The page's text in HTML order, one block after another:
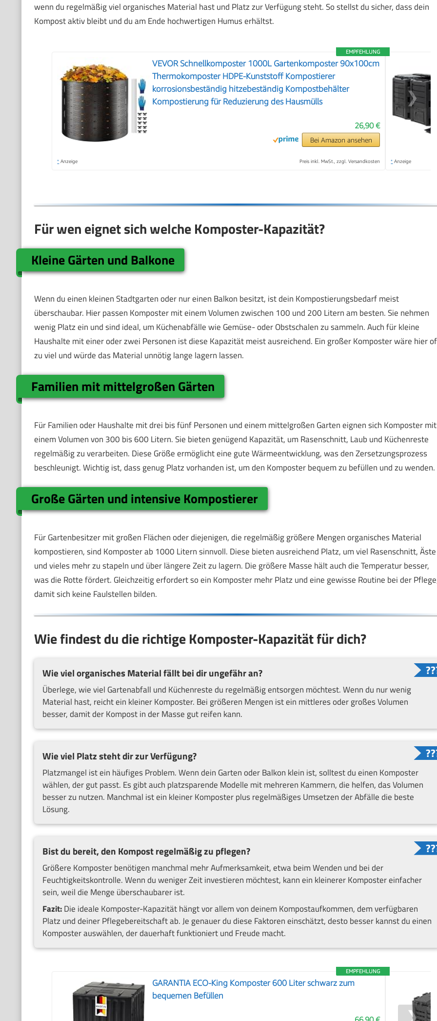
wenn du regelmäßig viel organisches Material hast und Platz zur Verfügung steht. So stellst du sicher, dass dein
Kompost aktiv bleibt und du am Ende hochwertigen Humus erhältst.
EMPFEHLUNG
VEVOR Schnellkomposter 1000L Gartenkomposter 90x100cm
Thermokomposter HDPE-Kunststoff Kompostierer
korrosionsbeständig hitzebeständig Kompostbehälter
Kompostierung für Reduzierung des Hausmülls
26,90 €
Bei Amazon ansehen
* Anzeige Preis inkl. MwSt., zzgl. Versandkosten * Anzeige
❯
Für wen eignet sich welche Komposter-Kapazität?
Kleine Gärten und Balkone
Wenn du einen kleinen Stadtgarten oder nur einen Balkon besitzt, ist dein Kompostierungsbedarf meist
überschaubar. Hier passen Komposter mit einem Volumen zwischen 100 und 200 Litern am besten. Sie nehmen
wenig Platz ein und sind ideal, um Küchenabfälle wie Gemüse- oder Obstschalen zu sammeln. Auch für kleine
Haushalte mit einer oder zwei Personen ist diese Kapazität meist ausreichend. Ein großer Komposter wäre hier
zu viel und würde das Material unnötig lange lagern lassen.
Familien mit mittelgroßen Gärten
Für Familien oder Haushalte mit drei bis fünf Personen und einem mittelgroßen Garten eignen sich Komposter mit
einem Volumen von 300 bis 600 Litern. Sie bieten genügend Kapazität, um Rasenschnitt, Laub und Küchenreste
regelmäßig zu verarbeiten. Diese Größe ermöglicht eine gute Wärmeentwicklung, was den Zersetzungsprozess
beschleunigt. Wichtig ist, dass genug Platz vorhanden ist, um den Komposter bequem zu befüllen und zu wenden.
Große Gärten und intensive Kompostierer
Für Gartenbesitzer mit großen Flächen oder diejenigen, die regelmäßig größere Mengen organisches Material
kompostieren, sind Komposter ab 1000 Litern sinnvoll. Diese bieten ausreichend Platz, um viel Rasenschnitt, Äste
und vieles mehr zu stapeln und über längere Zeit zu lagern. Die größere Masse hält auch die Temperatur besser,
was die Rotte fördert. Gleichzeitig erfordert so ein Komposter mehr Platz und eine gewisse Routine bei der
damit sich keine Faulstellen bilden.
Wie findest du die richtige Komposter-Kapazität für dich?
Wie viel organisches Material fällt bei dir ungefähr an?
Überlege, wie viel Gartenabfall und Küchenreste du regelmäßig entsorgen möchtest. Wenn du nur wenig
Material hast, reicht ein kleiner Komposter. Bei größeren Mengen ist ein mittleres oder großes Volumen
besser, damit der Kompost in der Masse gut reifen kann.
Wie viel Platz steht dir zur Verfügung?
Platzmangel ist ein häufiges Problem. Wenn dein Garten oder Balkon klein ist, solltest du einen Komposter
wählen, der gut passt. Es gibt auch platzsparende Modelle mit mehreren Kammern, die helfen, das Volumen
besser zu nutzen. Manchmal ist ein kleiner Komposter plus regelmäßiges Umsetzen der Abfälle die beste
Lösung.
Bist du bereit, den Kompost regelmäßig zu pflegen?
Größere Komposter benötigen manchmal mehr Aufmerksamkeit, etwa beim Wenden und bei der
Feuchtigkeitskontrolle. Wenn du weniger Zeit investieren möchtest, kann ein kleinerer Komposter einfacher
sein, weil die Menge überschaubarer ist.
Fazit:Die ideale Komposter-Kapazität hängt vor allem von deinem Kompostaufkommen, dem verfügbaren
Platz und deiner Pflegebereitschaft ab. Je genauer du diese Faktoren einschätzt, desto besser kannst du einen
Komposter auswählen, der dauerhaft funktioniert und Freude macht.
EMPFEHLUNG
GARANTIA ECO-King Komposter 600 Liter schwarz zum
bequemen Befüllen
❯